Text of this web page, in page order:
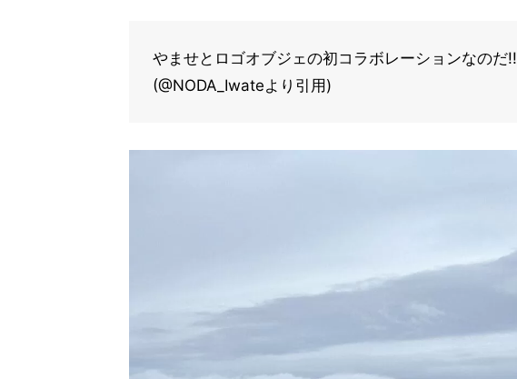
やませとロゴオブジェの初コラボレーションなのだ!!
(@NODA_Iwateより引用)